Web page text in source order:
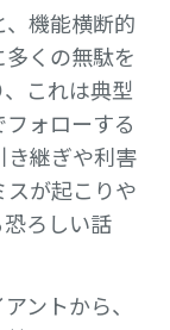
機能横断的
くの無駄を
これは典型
ォローする
き継ぎや利害
が起こりや
ろしい話
ントから、